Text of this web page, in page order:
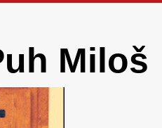
Miloš